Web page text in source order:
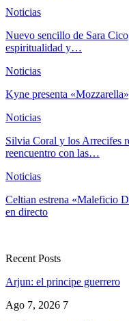
Noticias
Nuevo sencillo de Sara
espiritualidad y…
Noticias
Kyne presenta
Noticias
Silvia Coral y los Arrecifes
reencuentro con las…
Noticias
Celtian estrena «Maleficio
en directo
Recent Posts
Arjun: el principe guerrero
Ago 7, 2026 7